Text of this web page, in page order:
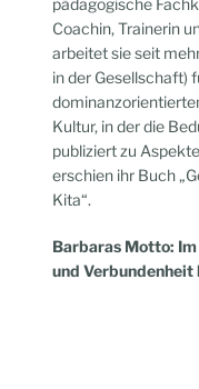
pädagogische
Coachin, Trainerin
arbeitet sie seit
in der Gesellschaft)
Kultur, in der die
publiziert zu
erschien ihr Buch
Kita“.
Barbaras Motto:
und Verbundenheit